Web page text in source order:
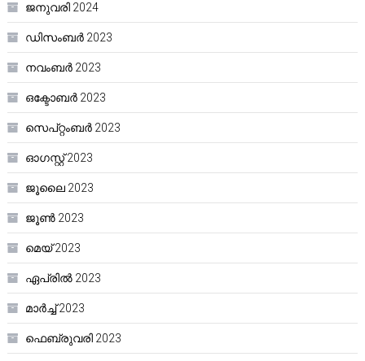
ജനുവരി 2024
ഡിസംബർ 2023
നവംബർ 2023
ഒക്ടോബർ 2023
സെപ്റ്റംബർ 2023
ഓഗസ്റ്റ്‌ 2023
ജൂലൈ 2023
ജൂൺ 2023
മെയ്‌ 2023
ഏപ്രിൽ 2023
മാർച്ച്‌ 2023
ഫെബ്രുവരി 2023